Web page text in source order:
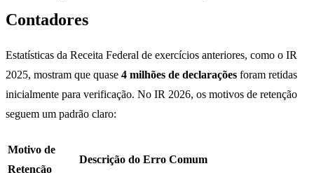
Contadores
Estatísticas da Receita Federal de exercícios anteriores, como o IR
2025, mostram que quase 4 milhões de declarações foram retidas
inicialmente para verificação. No IR 2026, os motivos de retenção
seguem um padrão claro:
Motivo de
Retenção
Descrição do Erro Comum